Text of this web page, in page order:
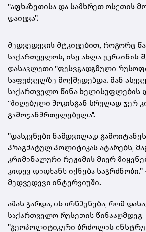
"აფხაზეთისა და სამხრეთ ოსეთის
დაიცვა".
მედვედევის მტკიცებით, როგორც
საქართველოს, ისე ახლა უკრაინის
დასავლეთი "ფესვგადგმული
საფუძველზე მოქმედებდა. მან
საქართველო წინა ხელისუფლების
"მიღებული შოკისგან სრულად ჯერ
გამოჯანმრთელებულა".
"დასკვნები ნამდვილად
პრაგმატულ პოლიტიკას ატარებს,
კრიმინალური რეჟიმის მიერ
კიდევ დიდხანს იქნება საგრძნობი."
მედვედევი ინტერვიუში.
ამას გარდა, ის ირწმუნება, რომ
საქართველო რუსეთის წინააღმდეგ
"გეოპოლიტიკური ბრძოლის